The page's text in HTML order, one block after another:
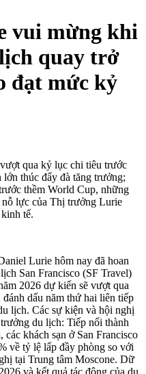
vui mừng khi
quay trở
đạt mức kỷ
qua kỷ lục chi tiêu trước
thúc đẩy đà tăng trưởng;
thềm World Cup, những
lực của Thị trưởng Lurie
tế.
Lurie hôm nay đã hoan
San Francisco (SF Travel)
2026 dự kiến ​​sẽ vượt qua
dấu năm thứ hai liên tiếp
lịch. Các sự kiện và hội nghị
du lịch: Tiếp nối thành
khách sạn ở San Francisco
về tỷ lệ lấp đầy phòng so với
tại Trung tâm Moscone. Dữ
và kết quả tác động của du